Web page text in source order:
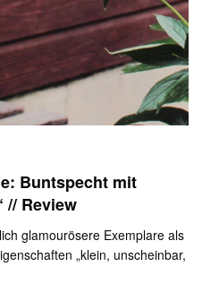
Buntspecht mit
// Review
glamourösere Exemplare als
„klein, unscheinbar,